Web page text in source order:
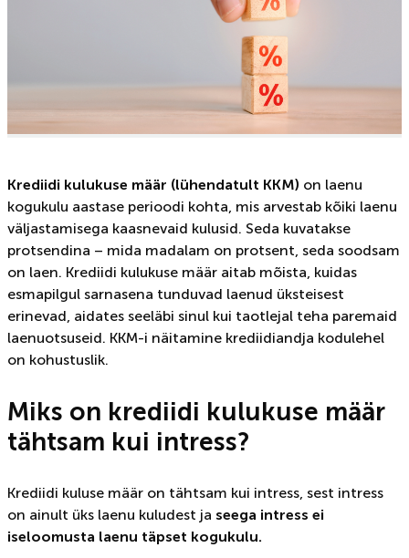
Krediidi kulukuse määr (lühendatult KKM) on laenu
kogukulu aastase perioodi kohta, mis arvestab kõiki laenu
väljastamisega kaasnevaid kulusid. Seda kuvatakse
protsendina – mida madalam on protsent, seda soodsam
on laen. Krediidi kulukuse määr aitab mõista, kuidas
esmapilgul sarnasena tunduvad laenud üksteisest
erinevad, aidates seeläbi sinul kui taotlejal teha paremaid
laenuotsuseid. KKM-i näitamine krediidiandja kodulehel
on kohustuslik.
Miks on krediidi kulukuse määr
tähtsam kui intress?
Krediidi kuluse määr on tähtsam kui intress, sest intress
on ainult üks laenu kuludest ja seega intress ei
iseloomusta laenu täpset kogukulu.